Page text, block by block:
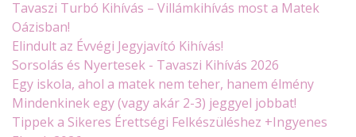
Tavaszi Turbó Kihívás – Villámkihívás most a Matek
Oázisban!
Elindult az Évvégi Jegyjavító Kihívás!
Sorsolás és Nyertesek - Tavaszi Kihívás 2026
Egy iskola, ahol a matek nem teher, hanem élmény
Mindenkinek egy (vagy akár 2-3) jeggyel jobbat!
Tippek a Sikeres Érettségi Felkészüléshez +Ingyenes